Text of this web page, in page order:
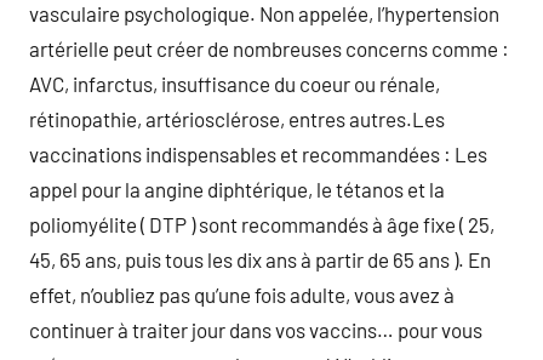
vasculaire psychologique. Non appelée, l’hypertension
artérielle peut créer de nombreuses concerns comme :
AVC, infarctus, insuffisance du coeur ou rénale,
rétinopathie, artériosclérose, entres autres.Les
vaccinations indispensables et recommandées : Les
appel pour la angine diphtérique, le tétanos et la
poliomyélite ( DTP ) sont recommandés à âge fixe ( 25,
45, 65 ans, puis tous les dix ans à partir de 65 ans ). En
effet, n’oubliez pas qu’une fois adulte, vous avez à
continuer à traiter jour dans vos vaccins… pour vous